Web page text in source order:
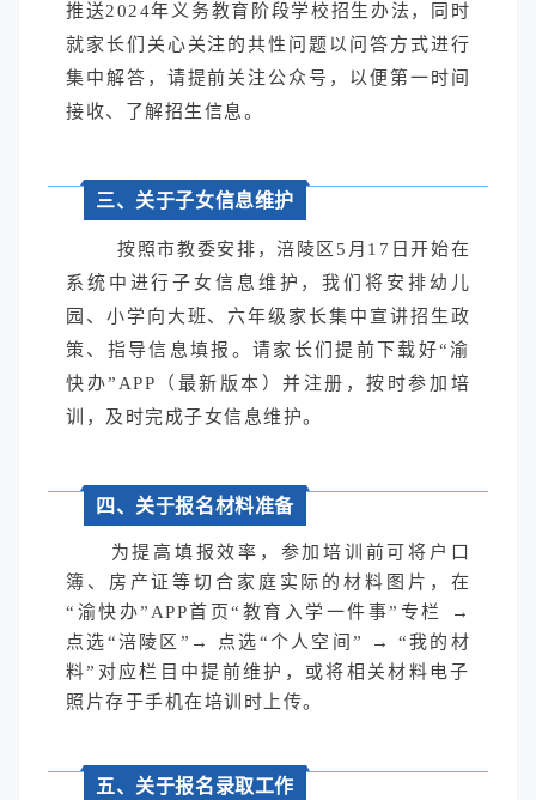
推送2024年义务教育阶段学校招生办法，同时
就家长们关心关注的共性问题以问答方式进行
集中解答，请提前关注公众号，以便第一时间
接收、了解招生信息。
三、关于子女信息维护
按照市教委安排，涪陵区5月17日开始在
系统中进行子女信息维护，我们将安排幼儿
园、小学向大班、六年级家长集中宣讲招生政
策、指导信息填报。请家长们提前下载好“渝
快办”APP（最新版本）并注册，按时参加培
训，及时完成子女信息维护。
四、关于报名材料准备
为提高填报效率，参加培训前可将户口
簿、房产证等切合家庭实际的材料图片，在
“渝快办”APP首页“教育入学一件事”专栏 →
点选“涪陵区”→ 点选“个人空间” → “我的材
料”对应栏目中提前维护，或将相关材料电子
照片存于手机在培训时上传。
五、关于报名录取工作